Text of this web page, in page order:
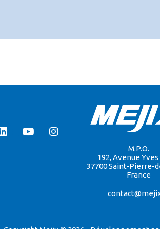
M.P.O.
192, Avenue Yves
37700 Saint-Pierre-
France